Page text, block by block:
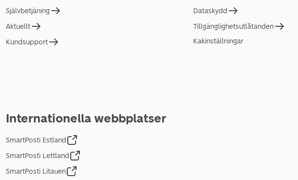
Självbetjäning
Aktuellt
Kundsupport
Dataskydd
Tillgänglighetsutlåtanden
Kakinställningar
Internationella webbplatser
SmartPosti Estland
SmartPosti Lettland
SmartPosti Litauen